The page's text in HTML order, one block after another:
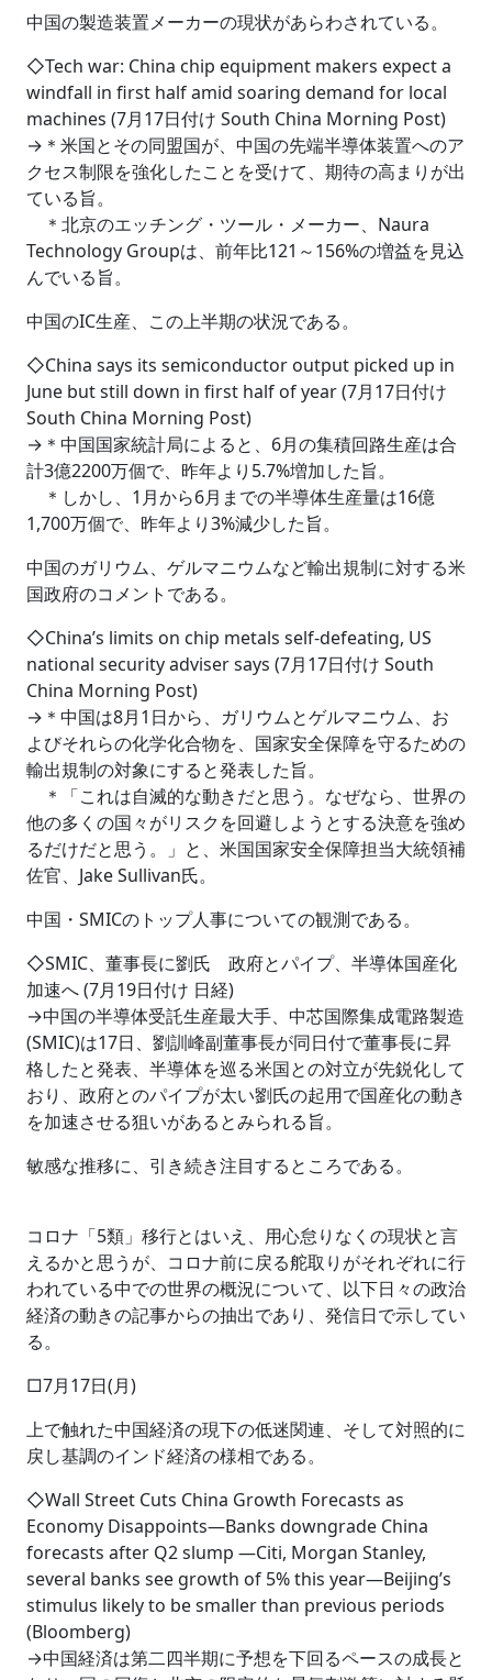
中国の製造装置メーカーの現状があらわされている。
◇Tech war: China chip equipment makers expect a
windfall in first half amid soaring demand for local
machines (7月17日付け South China Morning Post)
→＊米国とその同盟国が、中国の先端半導体装置へのア
クセス制限を強化したことを受けて、期待の高まりが出
ている旨。
＊北京のエッチング・ツール・メーカー、Naura
Technology Groupは、前年比121～156%の増益を見込
んでいる旨。
中国のIC生産、この上半期の状況である。
◇China says its semiconductor output picked up in
June but still down in first half of year (7月17日付け
South China Morning Post)
→＊中国国家統計局によると、6月の集積回路生産は合
計3億2200万個で、昨年より5.7%増加した旨。
＊しかし、1月から6月までの半導体生産量は16億
1,700万個で、昨年より3%減少した旨。
中国のガリウム、ゲルマニウムなど輸出規制に対する米
国政府のコメントである。
◇China’s limits on chip metals self-defeating, US
national security adviser says (7月17日付け South
China Morning Post)
→＊中国は8月1日から、ガリウムとゲルマニウム、お
よびそれらの化学化合物を、国家安全保障を守るための
輸出規制の対象にすると発表した旨。
＊「これは自滅的な動きだと思う。なぜなら、世界の
他の多くの国々がリスクを回避しようとする決意を強め
るだけだと思う。」と、米国国家安全保障担当大統領補
佐官、Jake Sullivan氏。
中国・SMICのトップ人事についての観測である。
◇SMIC、董事長に劉氏 政府とパイプ、半導体国産化
加速へ (7月19日付け 日経)
→中国の半導体受託生産最大手、中芯国際集成電路製造
(SMIC)は17日、劉訓峰副董事長が同日付で董事長に昇
格したと発表、半導体を巡る米国との対立が先鋭化して
おり、政府とのパイプが太い劉氏の起用で国産化の動き
を加速させる狙いがあるとみられる旨。
敏感な推移に、引き続き注目するところである。
コロナ「5類」移行とはいえ、用心怠りなくの現状と言
えるかと思うが、コロナ前に戻る舵取りがそれぞれに行
われている中での世界の概況について、以下日々の政治
経済の動きの記事からの抽出であり、発信日で示してい
る。
□7月17日(月)
上で触れた中国経済の現下の低迷関連、そして対照的に
戻し基調のインド経済の様相である。
◇Wall Street Cuts China Growth Forecasts as
Economy Disappoints―Banks downgrade China
forecasts after Q2 slump ―Citi, Morgan Stanley,
several banks see growth of 5% this year―Beijing’s
stimulus likely to be smaller than previous periods
(Bloomberg)
→中国経済は第二四半期に予想を下回るペースの成長と